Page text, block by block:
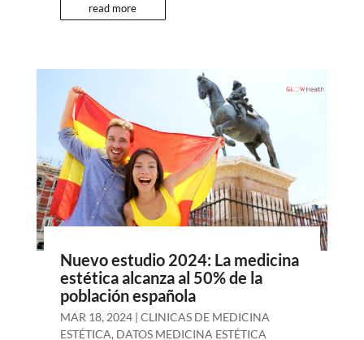
read more
Nuevo estudio 2024: La medicina
estética alcanza al 50% de la
población española
MAR 18, 2024| CLINICAS DE MEDICINA
ESTÉTICA, DATOS MEDICINA ESTÉTICA